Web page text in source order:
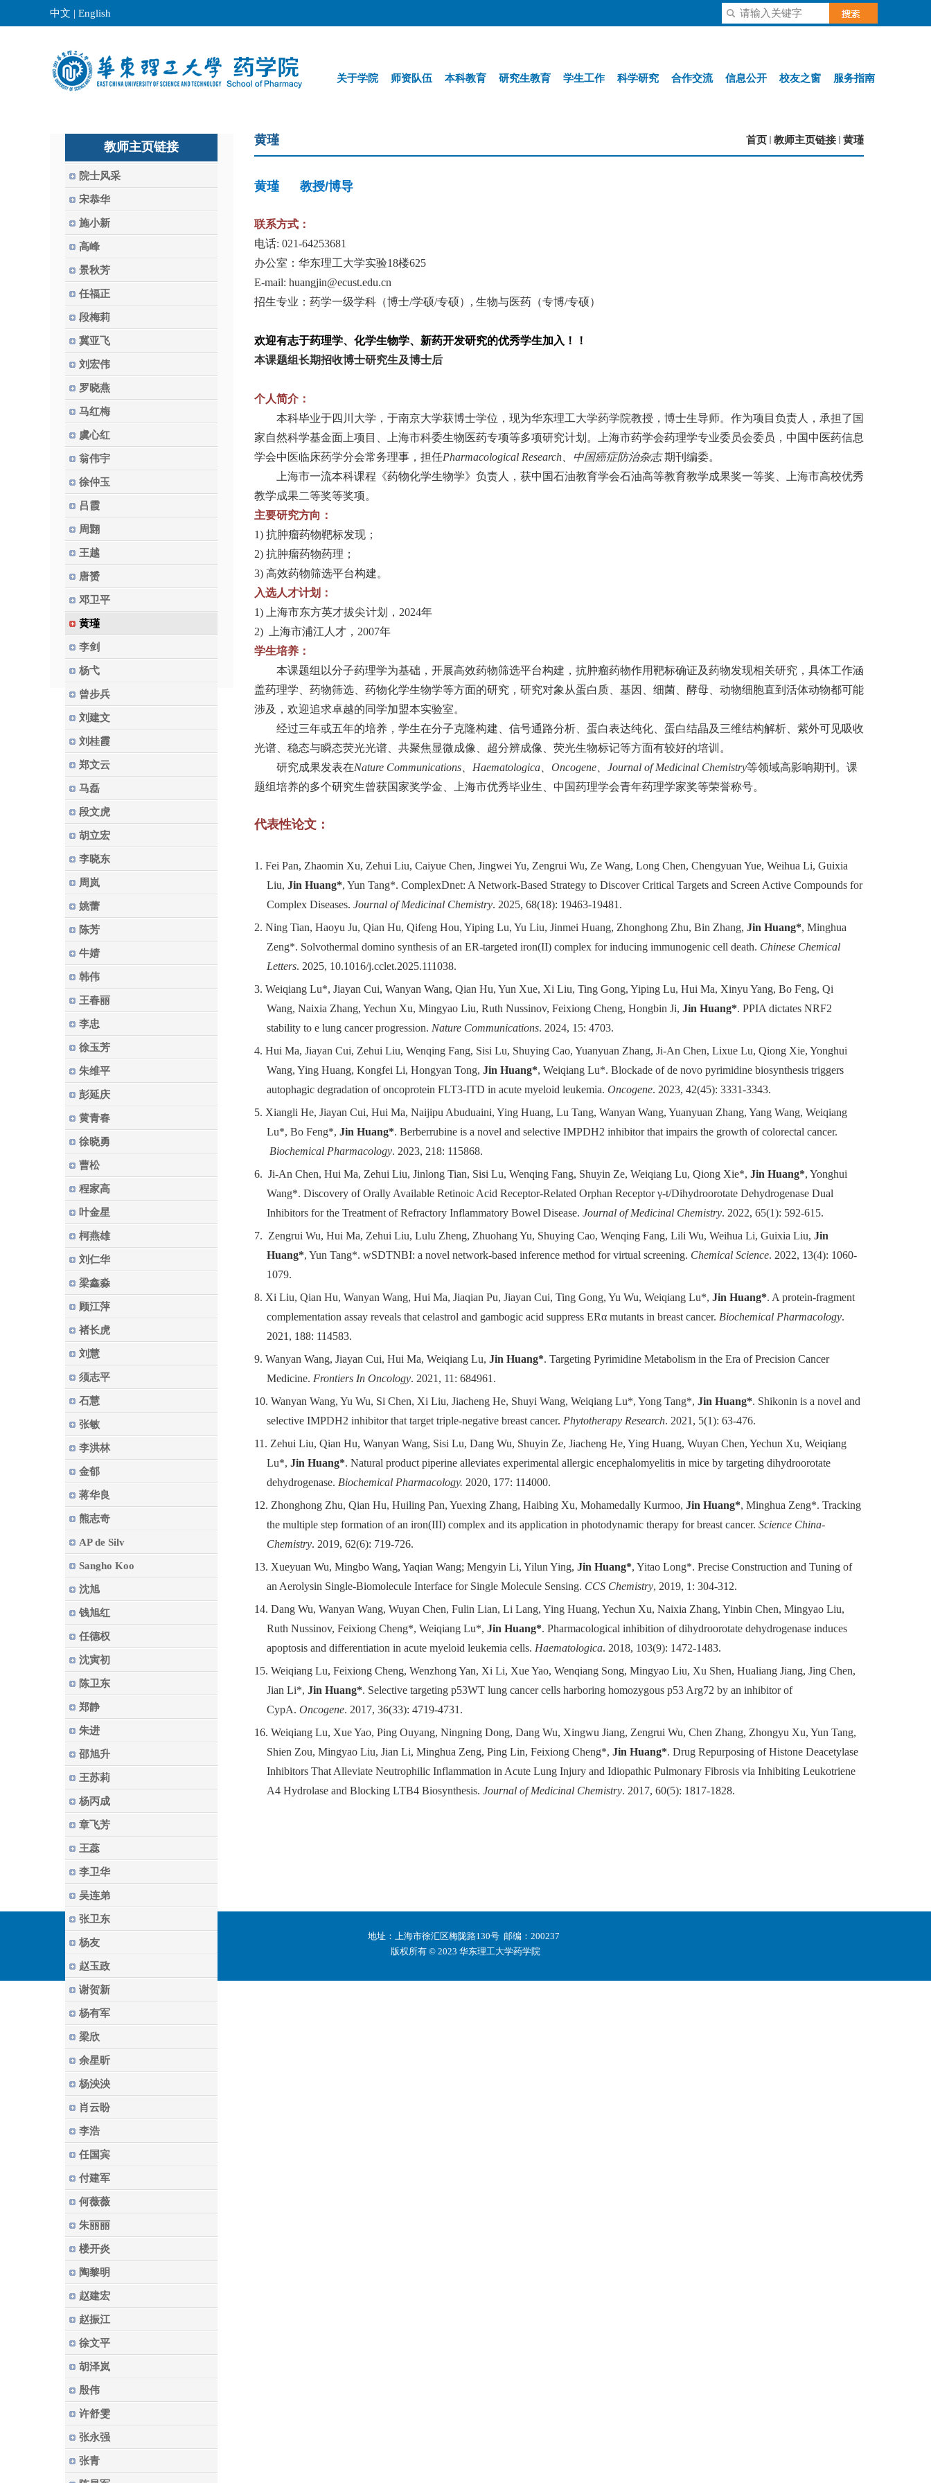
中文 | English
关于学院 师资队伍 本科教育 研究生教育 学生工作 科学研究 合作交流 信息公开 校友之窗 服务指南
教师主页链接
院士风采
宋恭华
施小新
高峰
景秋芳
任福正
段梅莉
冀亚飞
刘宏伟
罗晓燕
马红梅
虞心红
翁伟宇
徐仲玉
吕霞
周翾
王越
唐赟
邓卫平
黄瑾
李剑
杨弋
曾步兵
刘建文
刘桂霞
郑文云
马磊
段文虎
胡立宏
李晓东
周岚
姚蕾
陈芳
牛婧
韩伟
王春丽
李忠
徐玉芳
朱维平
彭延庆
黄青春
徐晓勇
曹松
程家高
叶金星
柯燕雄
刘仁华
梁鑫淼
顾江萍
褚长虎
刘慧
须志平
石慧
张敏
李洪林
金郁
蒋华良
熊志奇
AP de Silv
Sangho Koo
沈旭
钱旭红
任德权
沈寅初
陈卫东
郑静
朱进
邵旭升
王苏莉
杨丙成
章飞芳
王蕊
李卫华
吴连弟
张卫东
杨友
赵玉政
谢贺新
杨有军
梁欣
余星昕
杨泱泱
肖云盼
李浩
任国宾
付建军
何薇薇
朱丽丽
楼开炎
陶黎明
赵建宏
赵振江
徐文平
胡泽岚
殷伟
许舒雯
张永强
张青
黄瑾 首页 教师主页链接 黄瑾
黄瑾 教授/博导
联系方式：
电话: 021-64253681
办公室：华东理工大学实验18楼625
E-mail: huangjin@ecust.edu.cn
招生专业：药学一级学科 （博士/学硕/专硕） , 生物与医药（专博/专硕）
欢迎有志于药理学、化学生物学、新药开发研究的优秀学生加入！！
本课题组长期招收博士研究生及博士后
个人简介：
本科毕业于四川大学，于南京大学获博士学位，现为华东理工大学药学院教授，博士生导师。作为项目负责人，承担了国
家自然科学基金面上项目、上海市科委生物医药专项等多项研究计划。上海市药学会药理学专业委员会委员，中国中医药信息
学会中医临床药学分会常务理事，担任Pharmacological Research、中国癌症防治杂志期刊编委。
上海市一流本科课程《药物化学生物学》负责人，获中国石油教育学会石油高等教育教学成果奖一等奖、上海市高校优秀
教学成果二等奖等奖项。
主要研究方向：
1) 抗肿瘤药物靶标发现；
2) 抗肿瘤药物药理；
3) 高效药物筛选平台构建。
入选人才计划 ：
1)
上海市东方英才拔尖计划， 2024年
2)
上海市浦江人才， 2007年
学生培养：
本课题组以分子药理学为基础，开展高效药物筛选平台构建，抗肿瘤药物作用靶标确证及药物发现相关研究，具体工作涵
盖药理学、药物筛选、药物化学生物学等方面的研究，研究对象从蛋白质、基因、细菌、酵母、动物细胞直到活体动物都可能
涉及，欢迎追求卓越的同学加盟本实验室。
经过三年或五年的培养，学生在分子克隆构建、信号通路分析、蛋白表达纯化、蛋白结晶及三维结构解析、紫外可见吸收
光谱、稳态与瞬态荧光光谱、共聚焦显微成像、超分辨成像、荧光生物标记等方面有较好的培训。
研究成果发表在Nature Communications、 Haematologica、 Oncogene、 Journal of Medicinal Chemistry等领域高影响期刊。课
题组培养的多个研究生曾获国家奖学金、上海市优秀毕业生、中国药理学会青年药理学家奖等荣誉称号。
代表性论文：
1. Fei Pan, Zhaomin Xu, Zehui Liu, Caiyue Chen, Jingwei Yu, Zengrui Wu, Ze Wang, Long Chen, Chengyuan Yue, Weihua Li, Guixia
Liu, Jin Huang*, Yun Tang*. ComplexDnet: A Network-Based Strategy to Discover Critical Targets and Screen Active Compounds for
Complex Diseases. Journal of Medicinal Chemistry. 2025, 68(18): 19463-19481 .
2. Ning Tian, Haoyu Ju, Qian Hu, Qifeng Hou, Yiping Lu, Yu Liu, Jinmei Huang, Zhonghong Zhu, Bin Zhang, Jin Huang*, Minghua
Zeng*. Solvothermal domino synthesis of an ER-targeted iron(II) complex for inducing immunogenic cell death. Chinese Chemical
Letters. 2025, 10.1016/j.cclet.2025.111038.
3. Weiqiang Lu*, Jiayan Cui, Wanyan Wang, Qian Hu, Yun Xue, Xi Liu, Ting Gong, Yiping Lu, Hui Ma, Xinyu Yang, Bo Feng, Qi
Wang, Naixia Zhang, Yechun Xu, Mingyao Liu, Ruth Nussinov, Feixiong Cheng, Hongbin Ji, Jin Huang*. PPIA dictates NRF2
stability to e lung cancer progression. Nature Communications. 2024, 15: 4703.
4. Hui Ma, Jiayan Cui, Zehui Liu, Wenqing Fang, Sisi Lu, Shuying Cao, Yuanyuan Zhang, Ji-An Chen, Lixue Lu, Qiong Xie, Yonghui
Wang, Ying Huang, Kongfei Li, Hongyan Tong, Jin Huang*, Weiqiang Lu*. Blockade of de novo pyrimidine biosynthesis triggers
autophagic degradation of oncoprotein FLT3-ITD in acute myeloid leukemia. Oncogene. 2023, 42(45): 3331-3343.
5. Xiangli He, Jiayan Cui, Hui Ma, Naijipu Abuduaini, Ying Huang, Lu Tang, Wanyan Wang, Yuanyuan Zhang, Yang Wang, Weiqiang
Lu*, Bo Feng*, Jin Huang*. Berberrubine is a novel and selective IMPDH2 inhibitor that impairs the growth of colorectal cancer.
Biochemical Pharmacology. 2023, 218: 115868.
6. Ji-An Chen, Hui Ma, Zehui Liu, Jinlong Tian, Sisi Lu, Wenqing Fang, Shuyin Ze, Weiqiang Lu, Qiong Xie*, Jin Huang*, Yonghui
Wang*. Discovery of Orally Available Retinoic Acid Receptor-Related Orphan Receptor γ-t/Dihydroorotate Dehydrogenase Dual
Inhibitors for the Treatment of Refractory Inflammatory Bowel Disease. Journal of Medicinal Chemistry. 2022, 65(1): 592-615.
7. Zengrui Wu, Hui Ma, Zehui Liu, Lulu Zheng, Zhuohang Yu, Shuying Cao, Wenqing Fang, Lili Wu, Weihua Li, Guixia Liu, Jin
Huang*, Yun Tang*. wSDTNBI: a novel network-based inference method for virtual screening. Chemical Science. 2022, 13(4): 1060-
1079.
8. Xi Liu, Qian Hu, Wanyan Wang, Hui Ma, Jiaqian Pu, Jiayan Cui, Ting Gong, Yu Wu, Weiqiang Lu*, Jin Huang*. A protein-fragment
complementation assay reveals that celastrol and gambogic acid suppress ERα mutants in breast cancer. Biochemical Pharmacology.
2021 , 188: 114583.
9. Wanyan Wang, Jiayan Cui, Hui Ma, Weiqiang Lu, Jin Huang*. Targeting Pyrimidine Metabolism in the Era of Precision Cancer
Medicine. Frontiers In Oncology. 2021, 11: 684961.
10. Wanyan Wang, Yu Wu, Si Chen, Xi Liu, Jiacheng He, Shuyi Wang, Weiqiang Lu*, Yong Tang*, Jin Huang*. Shikonin is a novel and
selective IMPDH2 inhibitor that target triple-negative breast cancer. Phytotherapy Research. 2021 , 5(1): 63-476.
11. Zehui Liu, Qian Hu, Wanyan Wang, Sisi Lu, Dang Wu, Shuyin Ze, Jiacheng He, Ying Huang, Wuyan Chen, Yechun Xu, Weiqiang
Lu*, Jin Huang*. Natural product piperine alleviates experimental allergic encephalomyelitis in mice by targeting dihydroorotate
dehydrogenase. Biochemical Pharmacology. 2020, 177: 114000.
12. Zhonghong Zhu, Qian Hu, Huiling Pan, Yuexing Zhang, Haibing Xu, Mohamedally Kurmoo, Jin Huang*, Minghua Zeng*. Tracking
the multiple step formation of an iron(III) complex and its application in photodynamic therapy for breast cancer. Science China-
Chemistry. 2019, 62(6): 719-726.
13. Xueyuan Wu, Mingbo Wang, Yaqian Wang; Mengyin Li, Yilun Ying, Jin Huang*, Yitao Long*. Precise Construction and Tuning of
an Aerolysin Single-Biomolecule Interface for Single Molecule Sensing. CCS Chemistry, 2019, 1 : 304-312.
14. Dang Wu, Wanyan Wang, Wuyan Chen, Fulin Lian, Li Lang, Ying Huang, Yechun Xu, Naixia Zhang, Yinbin Chen, Mingyao Liu,
Ruth Nussinov, Feixiong Cheng*, Weiqiang Lu*, Jin Huang*. Pharmacological inhibition of dihydroorotate dehydrogenase induces
apoptosis and differentiation in acute myeloid leukemia cells. Haematologica. 2018, 103(9): 1472-1483.
15. Weiqiang Lu, Feixiong Cheng, Wenzhong Yan, Xi Li, Xue Yao, Wenqiang Song, Mingyao Liu, Xu Shen, Hualiang Jiang, Jing Chen,
Jian Li*, Jin Huang*. Selective targeting p53WT lung cancer cells harboring homozygous p53 Arg72 by an inhibitor of
CypA. Oncogene. 2017, 36(33): 4719-4731.
16. Weiqiang Lu, Xue Yao, Ping Ouyang, Ningning Dong, Dang Wu, Xingwu Jiang, Zengrui Wu, Chen Zhang, Zhongyu Xu, Yun Tang,
Shien Zou, Mingyao Liu, Jian Li, Minghua Zeng, Ping Lin, Feixiong Cheng*, Jin Huang*. Drug Repurposing of Histone Deacetylase
Inhibitors That Alleviate Neutrophilic Inflammation in Acute Lung Injury and Idiopathic Pulmonary Fibrosis via Inhibiting Leukotriene
A4 Hydrolase and Blocking LTB4 Biosynthesis. Journal of Medicinal Chemistry. 2017, 60(5): 1817-1828.
地址：上海市徐汇区梅陇路130号 邮编：200237
版权所有 © 2023 华东理工大学药学院